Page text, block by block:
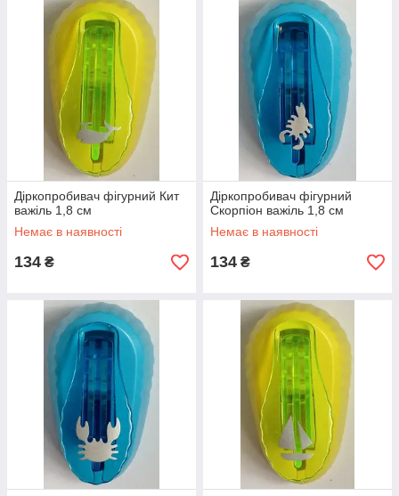
Діркопробивач фігурний Кит
важіль 1,8 см
Немає в наявності
134 ₴
Діркопробивач фігурний
Скорпіон важіль 1,8 см
Немає в наявності
134 ₴